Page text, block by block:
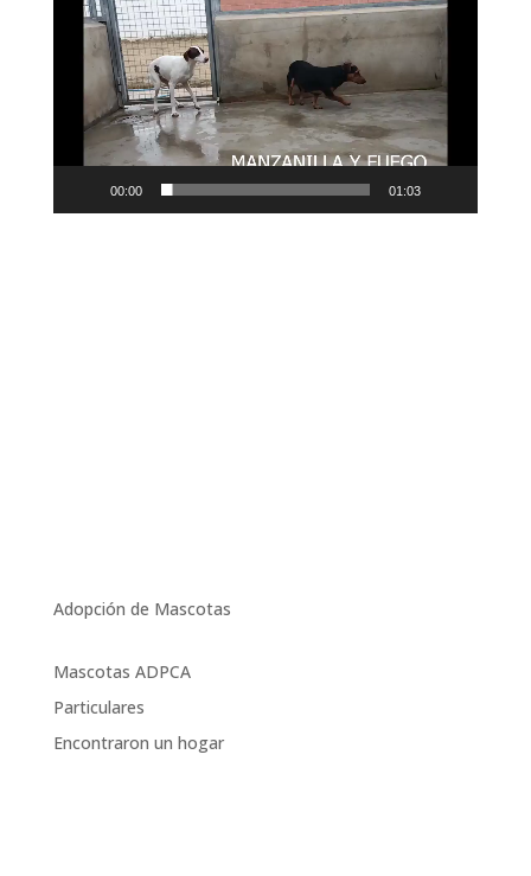
00:00 01:03
Adopción de Mascotas
Mascotas ADPCA
Particulares
Encontraron un hogar